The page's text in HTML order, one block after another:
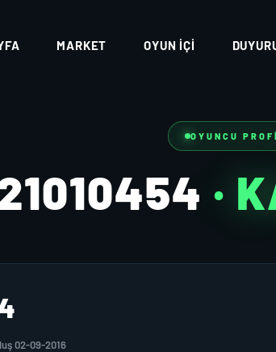
MARKET OYUN İÇI
OYUNCU
·
02-09-2016